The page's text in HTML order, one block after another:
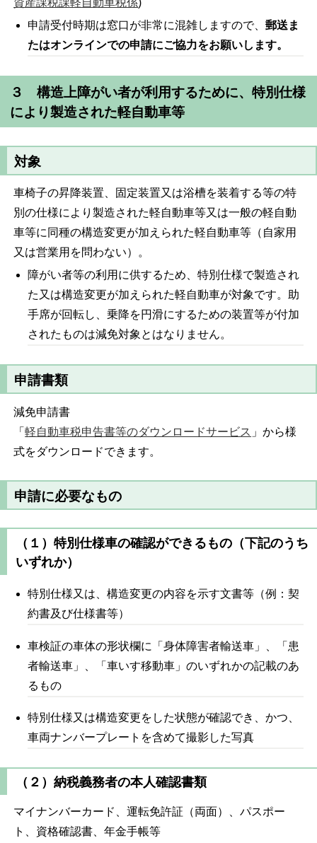
資産課税課軽自動車税係)
申請受付時期は窓口が非常に混雑しますので、郵送ま
たはオンラインでの申請にご協力をお願いします。
３ 構造上障がい者が利用するために、特別仕様
により製造された軽自動車等
対象
車椅子の昇降装置、固定装置又は浴槽を装着する等の特
別の仕様により製造された軽自動車等又は一般の軽自動
車等に同種の構造変更が加えられた軽自動車等（自家用
又は営業用を問わない）。
障がい者等の利用に供するため、特別仕様で製造され
た又は構造変更が加えられた軽自動車が対象です。助
手席が回転し、乗降を円滑にするための装置等が付加
されたものは減免対象とはなりません。
申請書類
減免申請書
「軽自動車税申告書等のダウンロードサービス 」から様
式をダウンロードできます。
申請に必要なもの
（１）特別仕様車の確認ができるもの（下記のうち
いずれか）
特別仕様又は、構造変更の内容を示す文書等（例：契
約書及び仕様書等）
車検証の車体の形状欄に「身体障害者輸送車」、「患
者輸送車」、「車いす移動車」のいずれかの記載のあ
るもの
特別仕様又は構造変更をした状態が確認でき、かつ、
車両ナンバープレートを含めて撮影した写真
（２）納税義務者の本人確認書類
マイナンバーカード、運転免許証（両面）、パスポー
ト、資格確認書、年金手帳等